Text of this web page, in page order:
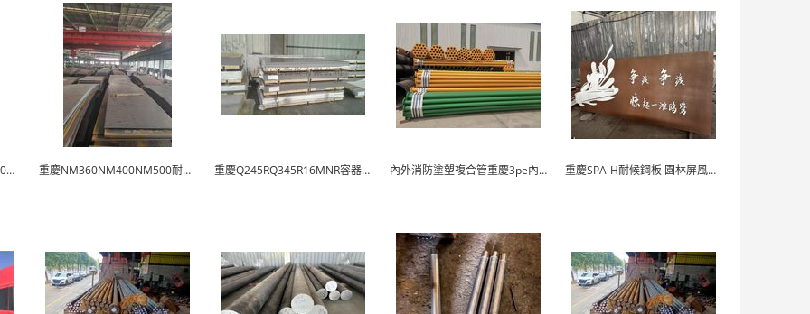
重慶堆焊複合耐磨鋼板 10+10雙金屬複合鋼板 重慶NM360NM400NM500耐磨鋼板 重慶Q245RQ345R16MNR容器板 內外消防塗塑複合管重慶3pe內環氧塗塑防腐管 重慶SPA-H耐候鋼板 園林屏風用鏽紅雕刻裝飾板